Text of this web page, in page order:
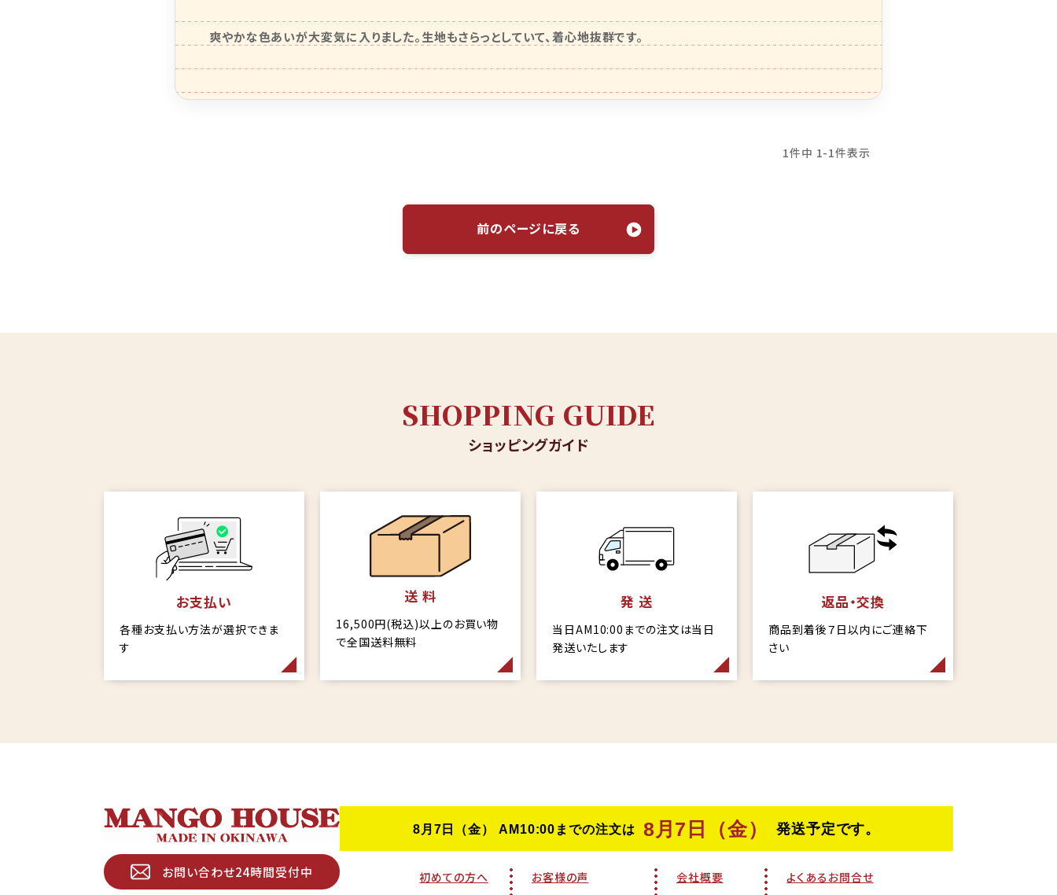
爽やかな色あいが大変気に入りました。生地もさらっとしていて、着心地抜群です。
1件中 1-1件表示
前のページに戻る
SHOPPING GUIDE
ショッピングガイド
お支払い
各種お支払い方法が選択できま
す
送 料
16,500円(税込)以上のお買い物
で全国送料無料
発 送
当日AM10:00までの注文は当日
発送いたします
返品・交換
商品到着後７日以内にご連絡下
さい
お問い合わせ24時間受付中
初めての方へ
お客様の声
会社概要
よくあるお問合せ